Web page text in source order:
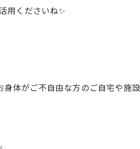
用くださいね✨
身体がご不自由な方のご自宅や施